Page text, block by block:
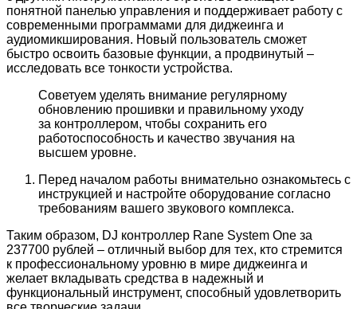
понятной панелью управления и поддерживает работу с
современными программами для диджеинга и
аудиомикширования. Новый пользователь сможет
быстро освоить базовые функции, а продвинутый –
исследовать все тонкости устройства.
Советуем уделять внимание регулярному
обновлению прошивки и правильному уходу
за контроллером, чтобы сохранить его
работоспособность и качество звучания на
высшем уровне.
Перед началом работы внимательно ознакомьтесь с
инструкцией и настройте оборудование согласно
требованиям вашего звукового комплекса.
Таким образом, DJ контроллер Rane System One за
237700 рублей – отличный выбор для тех, кто стремится
к профессиональному уровню в мире диджеинга и
желает вкладывать средства в надежный и
функциональный инструмент, способный удовлетворить